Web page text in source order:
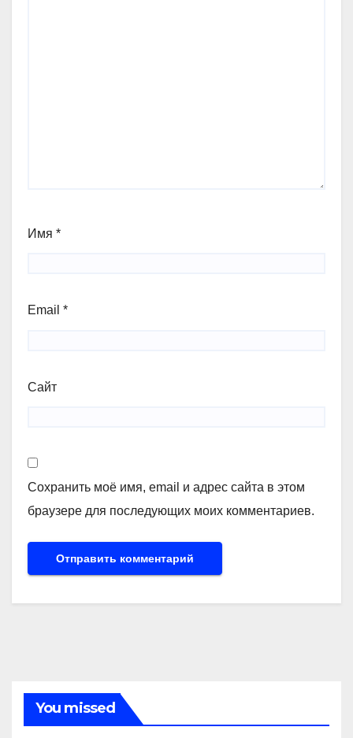
Имя *
Email *
Сайт
Сохранить моё имя, email и адрес сайта в этом
браузере для последующих моих комментариев.
You missed